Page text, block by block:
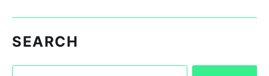
SEARCH